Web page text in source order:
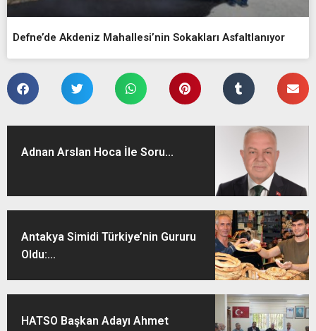
Defne’de Akdeniz Mahallesi’nin Sokakları Asfaltlanıyor
Adnan Arslan Hoca İle Soru...
Antakya Simidi Türkiye’nin Gururu
Oldu:...
HATSO Başkan Adayı Ahmet